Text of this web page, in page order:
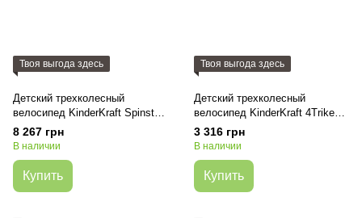
Твоя выгода здесь
Детский трехколесный
велосипед KinderKraft Spinstep
Pastel Green
(KRSPST00GRE0000)
8 267 грн
В наличии
Купить
Твоя выгода здесь
Детский трехколесный
велосипед KinderKraft 4Trike
Pink
3 316 грн
В наличии
Купить